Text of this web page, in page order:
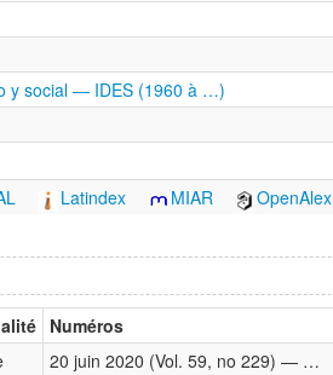
y social — IDES (1960 à …)
Latindex MIAR OpenAlex
Numéros
20 juin 2020 (Vol. 59, no 229) — …